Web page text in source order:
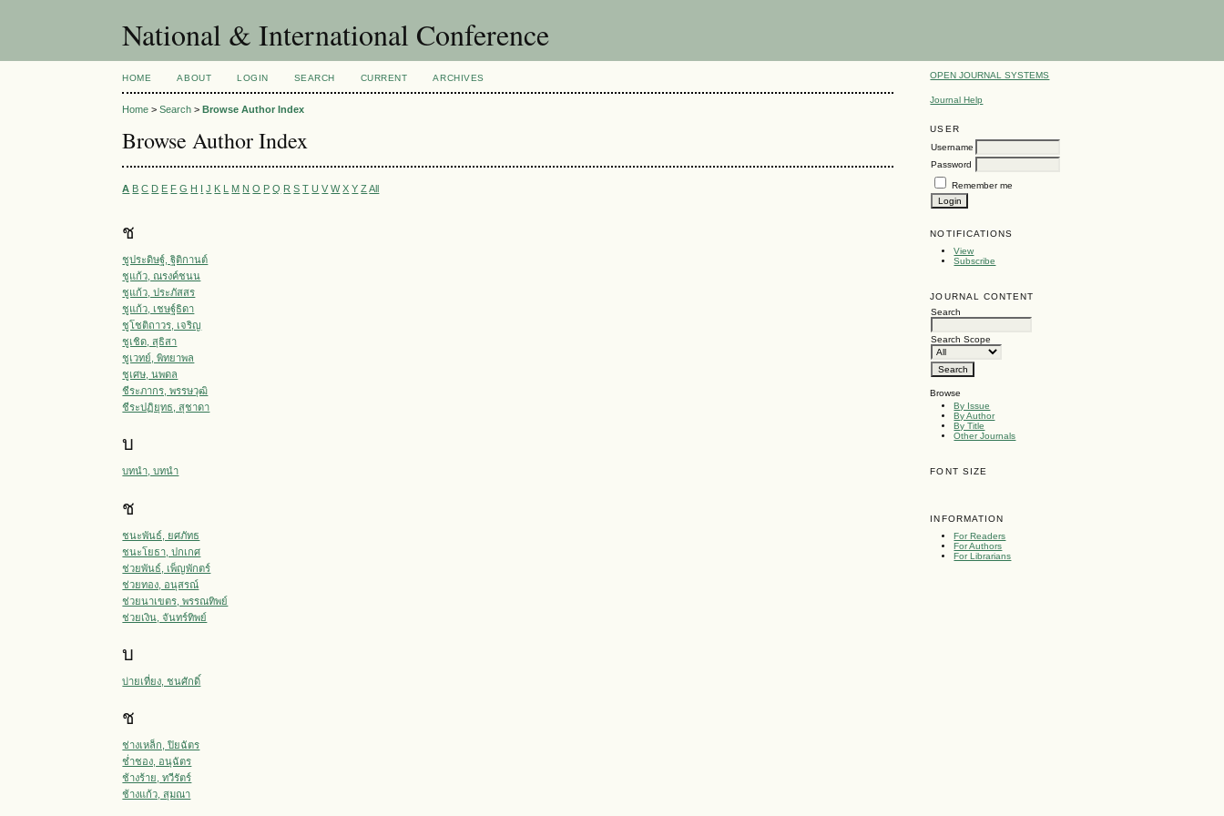
National & International Conference
OPEN JOURNAL SYSTEMS
Journal Help
USER
Username
Password
Remember me
NOTIFICATIONS
View
Subscribe
JOURNAL CONTENT
Search
Search Scope
Browse
By Issue
By Author
By Title
Other Journals
FONT SIZE
INFORMATION
For Readers
For Authors
For Librarians
HOME ABOUT LOGIN SEARCH CURRENT ARCHIVES
Home >Search >Browse Author Index
Browse Author Index
A B C D E F G H I J K L M N O P Q R S T U V W X Y Z All
ช
ชูประดิษฐ์, ฐิติกานต์
ชูแก้ว, ณรงค์ชนน
ชูแก้ว, ประภัสสร
ชูแก้ว, เชษฐ์ธิดา
ชูโชติถาวร, เจริญ
ชูเชิด, สุธิสา
ชูเวทย์, พิทยาพล
ชูเศษ, นพดล
ชีระภากร, พรรษวุฒิ
ชีระปฏิยุทธ, สุชาดา
บ
บทนำ, บทนำ
ช
ชนะพันธ์, ยศภัทธ
ชนะโยธา, ปกเกศ
ช่วยพันธ์, เพ็ญพักตร์
ช่วยทอง, อนุสรณ์
ช่วยนาเขตร, พรรณทิพย์
ช่วยเงิน, จันทร์ทิพย์
บ
บ่ายเที่ยง, ชนศักดิ์
ช
ช่างเหล็ก, ปิยฉัตร
ช่ำชอง, อนุฉัตร
ช้างร้าย, ทวีรัตร์
ช้างแก้ว, สุมณา